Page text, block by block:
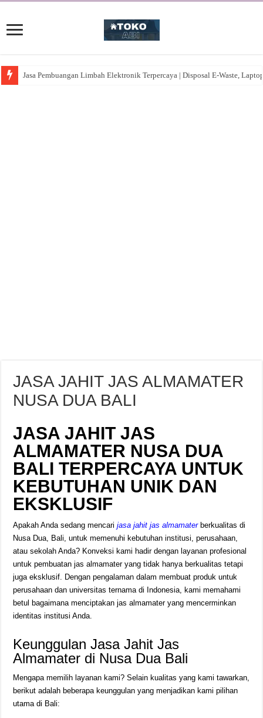
Jasa Pembuangan Limbah Elektronik Terpercaya | Disposal E-Waste,
JASA JAHIT JAS ALMAMATER
NUSA DUA BALI
JASA JAHIT JAS
ALMAMATER NUSA DUA
BALI TERPERCAYA UNTUK
KEBUTUHAN UNIK DAN
EKSKLUSIF
Apakah Anda sedang mencarijasa jahit jas almamaterberkualitas di
Nusa Dua, Bali, untuk memenuhi kebutuhan institusi, perusahaan,
atau sekolah Anda? Konveksi kami hadir dengan layanan profesional
untuk pembuatan jas almamater yang tidak hanya berkualitas tetapi
juga eksklusif. Dengan pengalaman dalam membuat produk untuk
perusahaan dan universitas ternama di Indonesia, kami memahami
betul bagaimana menciptakan jas almamater yang mencerminkan
identitas institusi Anda.
Keunggulan Jasa Jahit Jas
Almamater di Nusa Dua Bali
Mengapa memilih layanan kami? Selain kualitas yang kami tawarkan,
berikut adalah beberapa keunggulan yang menjadikan kami pilihan
utama di Bali: